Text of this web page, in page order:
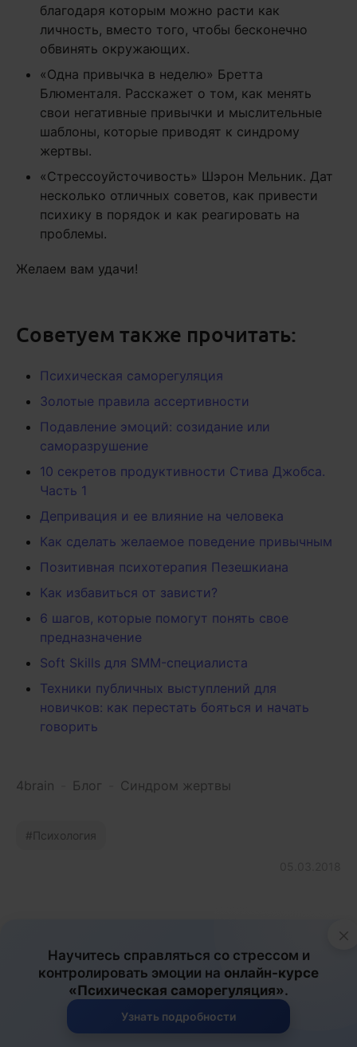
благодаря которым можно расти как
личность, вместо того, чтобы бесконечно
обвинять окружающих.
«Одна привычка в неделю» Бретта
Блюменталя. Расскажет о том, как менять
свои негативные привычки и мыслительные
шаблоны, которые приводят к синдрому
жертвы.
«Стрессоуйсточивость» Шэрон Мельник. Дат
несколько отличных советов, как привести
психику в порядок и как реагировать на
проблемы.
Желаем вам удачи!
Советуем также прочитать:
Психическая саморегуляция
Золотые правила ассертивности
Подавление эмоций: созидание или
саморазрушение
10 секретов продуктивности Стива Джобса.
Часть 1
Депривация и ее влияние на человека
Как сделать желаемое поведение привычным
Позитивная психотерапия Пезешкиана
Как избавиться от зависти?
6 шагов, которые помогут понять свое
предназначение
Soft Skills для SMM-специалиста
Техники публичных выступлений для
новичков: как перестать бояться и начать
говорить
4brain Блог Синдром жертвы
Психология
×
Научитесь справляться со стрессом и
контролировать эмоции на онлайн-курсе
«Психическая саморегуляция».
Узнать подробности